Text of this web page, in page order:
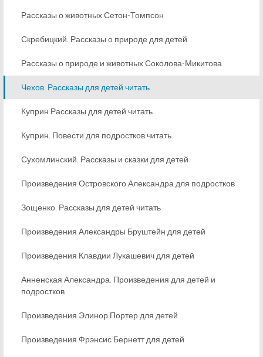
Рассказы о животных Сетон-Томпсон
Скребицкий. Рассказы о природе для детей
Рассказы о природе и животных Соколова-Микитова
Чехов. Рассказы для детей читать
Куприн Рассказы для детей читать
Куприн. Повести для подростков читать
Сухомлинский. Рассказы и сказки для детей
Произведения Островского Александра для подростков
Зощенко. Рассказы для детей читать
Произведения Александры Бруштейн для детей
Произведения Клавдии Лукашевич для детей
Анненская Александра. Произведения для детей и
подростков
Произведения Элинор Портер для детей
Произведения Фрэнсис Бернетт для детей